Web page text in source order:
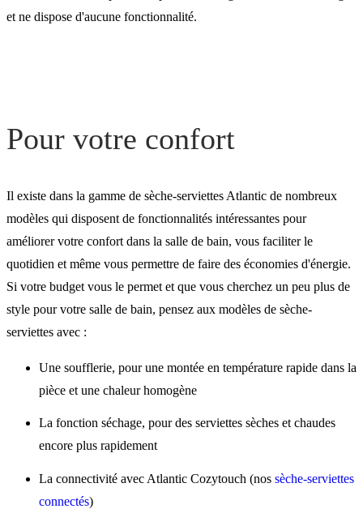
et ne dispose d'aucune fonctionnalité.
Pour votre confort
Il existe dans la gamme de sèche-serviettes Atlantic de nombreux
modèles qui disposent de fonctionnalités intéressantes pour
améliorer votre confort dans la salle de bain, vous faciliter le
quotidien et même vous permettre de faire des économies d'énergie.
Si votre budget vous le permet et que vous cherchez un peu plus de
style pour votre salle de bain, pensez aux modèles de sèche-
serviettes avec :
Une soufflerie, pour une montée en température rapide dans la
pièce et une chaleur homogène
La fonction séchage, pour des serviettes sèches et chaudes
encore plus rapidement
La connectivité avec Atlantic Cozytouch (nos sèche-serviettes
connectés)